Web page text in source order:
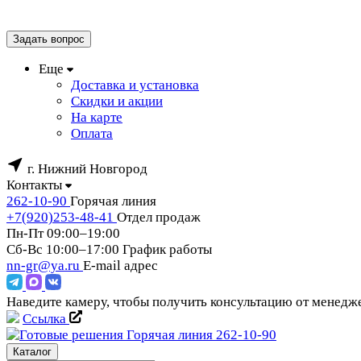
Задать вопрос
Еще
Доставка и установка
Скидки и акции
На карте
Оплата
г. Нижний Новгород
Контакты
262-10-90 Горячая линия
+7(920)253-48-41 Отдел продаж
Пн-Пт 09:00–19:00
Сб-Вс 10:00–17:00 График работы
nn-gr@ya.ru E-mail адрес
Наведите камеру, чтобы получить консультацию от
Ссылка
Горячая линия 262-10-90
Каталог